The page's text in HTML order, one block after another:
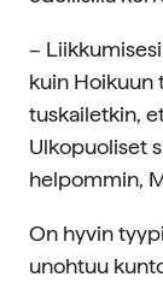
–
kuin Hoikuun
tuskailetkin,
Ulkopuoliset
helpommin,
On hyvin
unohtuu